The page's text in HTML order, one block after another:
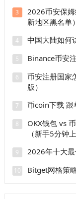
3
2026币安保
新地区黑名单）
4 中国大陆如何
5 Binance币安
6
币安注册国家
版）
7 币coin下载 跟
8
OKX钱包 vs
（新手5分钟
9 2026年十大最
10 Bitget网格策